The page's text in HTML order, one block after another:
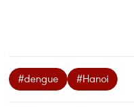
#dengue #Hanoi